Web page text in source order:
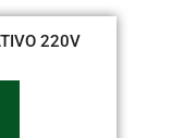
220V